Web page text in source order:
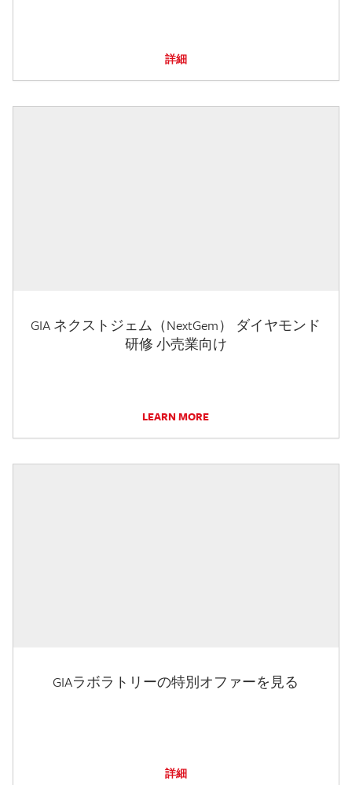
詳細
GIA ネクストジェム（NextGem） ダイヤモンド
研修 小売業向け
LEARN MORE
GIAラボラトリーの特別オファーを見る
詳細